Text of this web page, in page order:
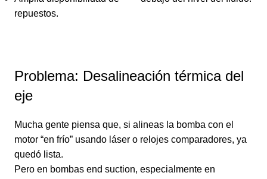
repuestos.
Problema: Desalineación térmica del
eje
Mucha gente piensa que, si alineas la bomba con el
motor “en frío” usando láser o relojes comparadores, ya
quedó lista.
Pero en bombas end suction, especialmente en